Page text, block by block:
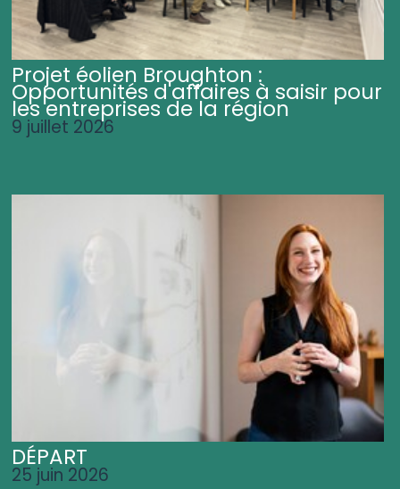
Projet éolien Broughton :
Opportunités d'affaires à saisir pour
les entreprises de la région
9 juillet 2026
DÉPART
25 juin 2026